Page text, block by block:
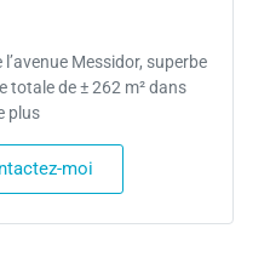
Messidor, superbe
totale de ± 262 m² dans
plus
moi